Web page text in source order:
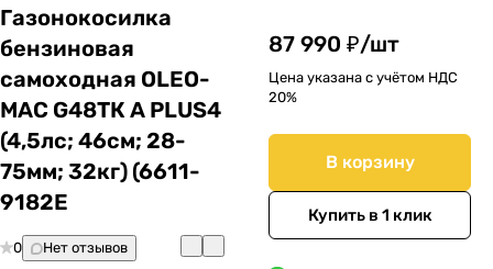
Газонокосилка
бензиновая
самоходная OLEO-
MAC G48TК A PLUS4
(4,5лс; 46cм; 28-
75мм; 32кг) (6611-
9182E
0 Нет отзывов
87 990 ₽/шт
Цена указана с учётом НДС
20%
В корзину
Купить в 1 клик